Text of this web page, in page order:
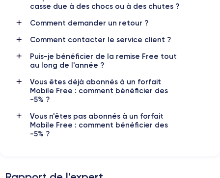
5G Oui, tous opérateurs
Si vous souhaitez en savoir plus, consulter lafiche technique de
l'iPhone 12.
casse due à des chocs ou à des chutes ?
Comment demander un retour ?
Comment contacter le service client ?
Puis-je bénéficier de la remise Free tout
au long de l'année ?
Vous êtes déjà abonnés à un forfait
Mobile Free : comment bénéficier des
-5% ?
Vous n'êtes pas abonnés à un forfait
Mobile Free : comment bénéficier des
-5% ?